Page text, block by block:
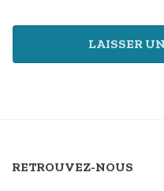
RETROUVEZ-NOUS